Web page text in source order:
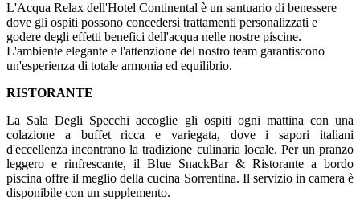
L'Acqua Relax dell'Hotel Continental è un santuario di benessere
dove gli ospiti possono concedersi trattamenti personalizzati e
godere degli effetti benefici dell'acqua nelle nostre piscine.
L'ambiente elegante e l'attenzione del nostro team garantiscono
un'esperienza di totale armonia ed equilibrio.
RISTORANTE
La Sala Degli Specchi accoglie gli ospiti ogni mattina con una
colazione a buffet ricca e variegata, dove i sapori italiani
d'eccellenza incontrano la tradizione culinaria locale. Per un pranzo
leggero e rinfrescante, il Blue SnackBar & Ristorante a bordo
piscina offre il meglio della cucina Sorrentina. Il servizio in camera è
disponibile con un supplemento.